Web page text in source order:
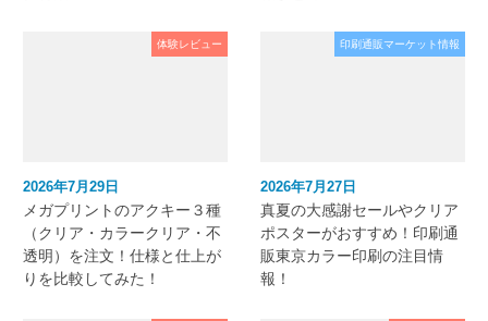
体験レビュー
2026年7月29日
メガプリントのアクキー３種
（クリア・カラークリア・不
透明）を注文！仕様と仕上が
りを比較してみた！
印刷通販マーケット情報
2026年7月27日
真夏の大感謝セールやクリア
ポスターがおすすめ！印刷通
販東京カラー印刷の注目情
報！